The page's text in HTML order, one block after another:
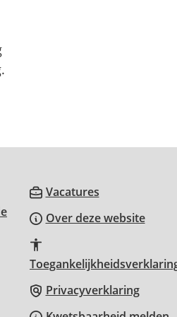
(Verwijst
naar
externe
website)
Vacatures(Verwijst
naar
website)
Over deze website
Privacyverklaring